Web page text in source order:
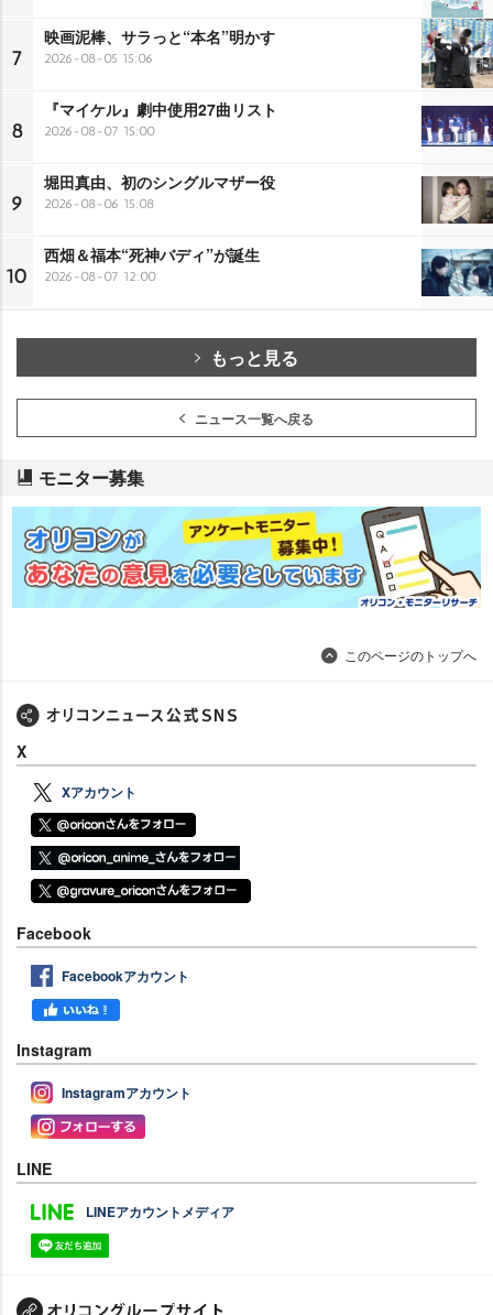
7
映画泥棒、サラっと“本名”明かす
2026-08-05 15:06
8
『マイケル』劇中使用27曲リスト
2026-08-07 15:00
9
堀田真由、初のシングルマザー役
2026-08-06 15:08
10
西畑＆福本“死神バディ”が誕生
2026-08-07 12:00
もっと見る
ニュース一覧へ戻る
モニター募集
このページのトップへ
X
Xアカウント
Facebook
Facebookアカウント
Instagram
Instagramアカウント
LINE
LINEアカウントメディア